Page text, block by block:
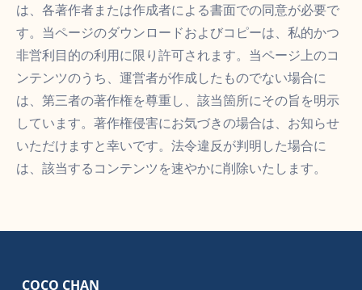
は、各著作者または作成者による書面での同意が必要で
す。当ページのダウンロードおよびコピーは、私的かつ
非営利目的の利用に限り許可されます。当ページ上のコ
ンテンツのうち、運営者が作成したものでない場合に
は、第三者の著作権を尊重し、該当箇所にその旨を明示
しています。著作権侵害にお気づきの場合は、お知らせ
いただけますと幸いです。法令違反が判明した場合に
は、該当するコンテンツを速やかに削除いたします。
COCO CHAN